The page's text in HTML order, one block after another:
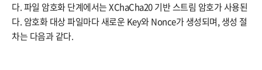
다. 파일 암호화 단계에서는 XChaCha20 기반 스트림 암호가 사용된
다. 암호화 대상 파일마다 새로운 Key와 Nonce가 생성되며, 생성 절
차는 다음과 같다.